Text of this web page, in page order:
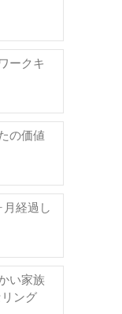
ークキ
の価値
月経過し
い家族
ング